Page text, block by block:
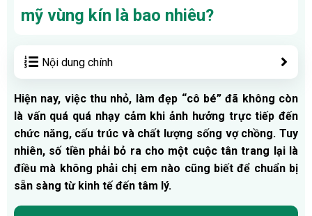
mỹ vùng kín là bao nhiêu?
Nội dung chính
Hiện nay, việc thu nhỏ, làm đẹp “cô bé” đã không còn
là vấn quá quá nhạy cảm khi ảnh hưởng trực tiếp đến
chức năng, cấu trúc và chất lượng sống vợ chồng. Tuy
nhiên, số tiền phải bỏ ra cho một cuộc tân trang lại là
điều mà không phải chị em nào cũng biết để chuẩn bị
sẵn sàng từ kinh tế đến tâm lý.